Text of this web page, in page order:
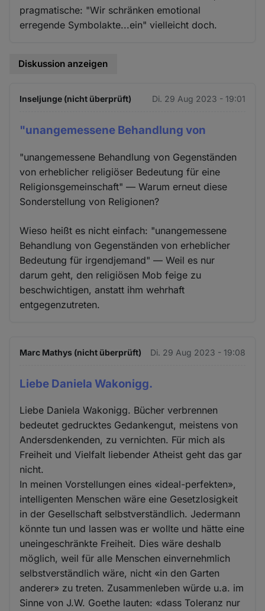
pragmatische: "Wir schränken emotional
erregende Symbolakte...ein" vielleicht doch.
Diskussion anzeigen
Inseljunge (nicht überprüft) Di. 29 Aug 2023 - 19:01
"unangemessene Behandlung von
"unangemessene Behandlung von Gegenständen
von erheblicher religiöser Bedeutung für eine
Religionsgemeinschaft" — Warum erneut diese
Sonderstellung von Religionen?
Wieso heißt es nicht einfach: "unangemessene
Behandlung von Gegenständen von erheblicher
Bedeutung für irgendjemand" — Weil es nur
darum geht, den religiösen Mob feige zu
beschwichtigen, anstatt ihm wehrhaft
entgegenzutreten.
Marc Mathys (nicht überprüft) Di. 29 Aug 2023 - 19:08
Liebe Daniela Wakonigg.
Liebe Daniela Wakonigg. Bücher verbrennen
bedeutet gedrucktes Gedankengut, meistens von
Andersdenkenden, zu vernichten. Für mich als
Freiheit und Vielfalt liebender Atheist geht das gar
nicht.
In meinen Vorstellungen eines «ideal-perfekten»,
intelligenten Menschen wäre eine Gesetzlosigkeit
in der Gesellschaft selbstverständlich. Jedermann
könnte tun und lassen was er wollte und hätte eine
uneingeschränkte Freiheit. Dies wäre deshalb
möglich, weil für alle Menschen einvernehmlich
selbstverständlich wäre, nicht «in den Garten
anderer» zu treten. Zusammenleben würde u.a. im
Sinne von J.W. Goethe lauten: «dass Toleranz nur